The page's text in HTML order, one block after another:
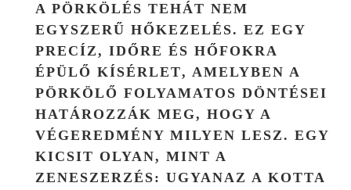
A PÖRKÖLÉS TEHÁT NEM
EGYSZERŰ HŐKEZELÉS. EZ EGY
PRECÍZ, IDŐRE ÉS HŐFOKRA
ÉPÜLŐ KÍSÉRLET, AMELYBEN A
PÖRKÖLŐ FOLYAMATOS DÖNTÉSEI
HATÁROZZÁK MEG, HOGY A
VÉGEREDMÉNY MILYEN LESZ. EGY
KICSIT OLYAN, MINT A
ZENESZERZÉS: UGYANAZ A KOTTA